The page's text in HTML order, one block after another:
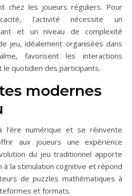
chez les joueurs réguliers. Pour
l'activité nécessite un
et un niveau de complexité
jeu, idéalement organisées dans
favorisent les interactions
le quotidien des participants.
modernes
l'ère numérique et se réinvente
aux joueurs une expérience
du jeu traditionnel apporte
à la stimulation cognitive et répond
de puzzles mathématiques à
et formats.